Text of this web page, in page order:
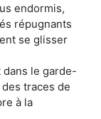
endormis,
répugnants
se glisser
le garde-
traces de
à la